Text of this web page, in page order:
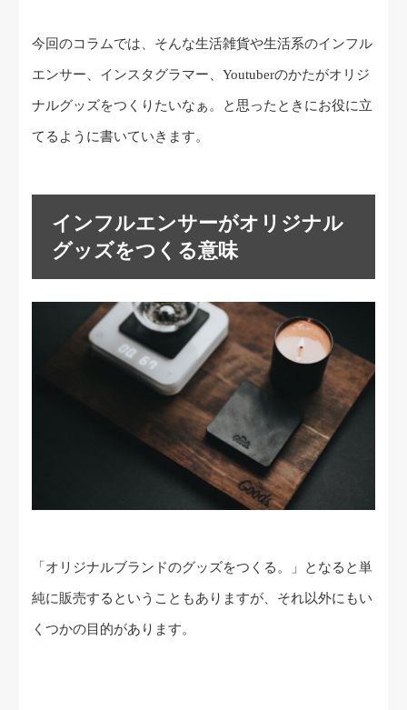
今回のコラムでは、そんな生活雑貨や生活系のインフル
エンサー、インスタグラマー、Youtuberのかたがオリジ
ナルグッズをつくりたいなぁ。と思ったときにお役に立
てるように書いていきます。
インフルエンサーがオリジナル
グッズをつくる意味
「オリジナルブランドのグッズをつくる。」となると単
純に販売するということもありますが、それ以外にもい
くつかの目的があります。